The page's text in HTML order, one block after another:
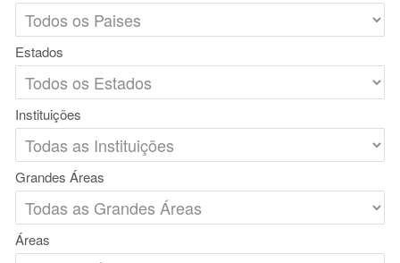
Estados
Instituições
Grandes Áreas
Áreas